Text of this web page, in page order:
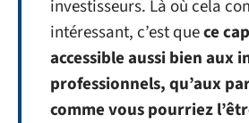
investisseurs. Là où cela
intéressant, c’est quece
accessible aussi bien aux
professionnels, qu’aux
comme vous pourriez